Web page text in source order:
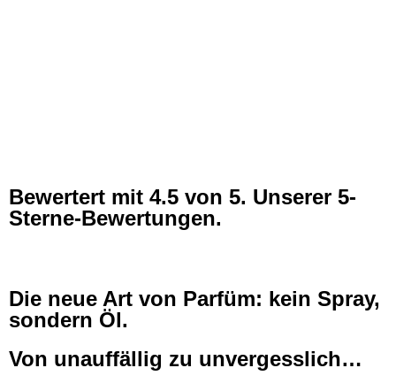
Bewertert mit 4.5 von 5. Unserer 5-
Sterne-Bewertungen.
Die neue Art von Parfüm: kein Spray,
sondern Öl.
Von unauffällig zu unvergesslich…